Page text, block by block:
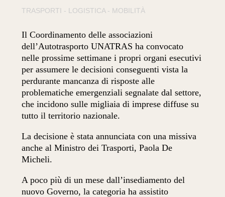
TRASPORTI - LOGISTICA - MOBILITÀ
Il Coordinamento delle associazioni
dell’Autotrasporto UNATRAS ha convocato
nelle prossime settimane i propri organi esecutivi
per assumere le decisioni conseguenti vista la
perdurante mancanza di risposte alle
problematiche emergenziali segnalate dal settore,
che incidono sulle migliaia di imprese diffuse su
tutto il territorio nazionale.
La decisione è stata annunciata con una missiva
anche al Ministro dei Trasporti, Paola De
Micheli.
A poco più di un mese dall’insediamento del
nuovo Governo, la categoria ha assistito